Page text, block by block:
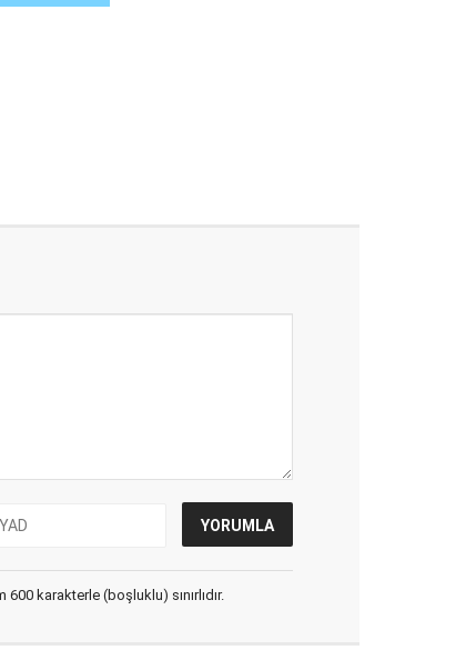
karakterle (boşluklu) sınırlıdır.